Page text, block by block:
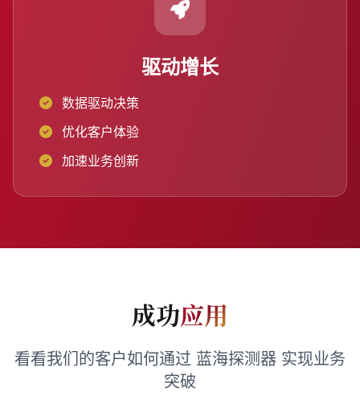
驱动增长
数据驱动决策
优化客户体验
加速业务创新
成功应用
看看我们的客户如何通过 蓝海探测器 实现业务
突破